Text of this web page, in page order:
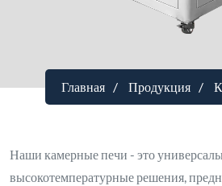
Главная Продукция
Наши камерные печи - это
высокотемпературные решения,